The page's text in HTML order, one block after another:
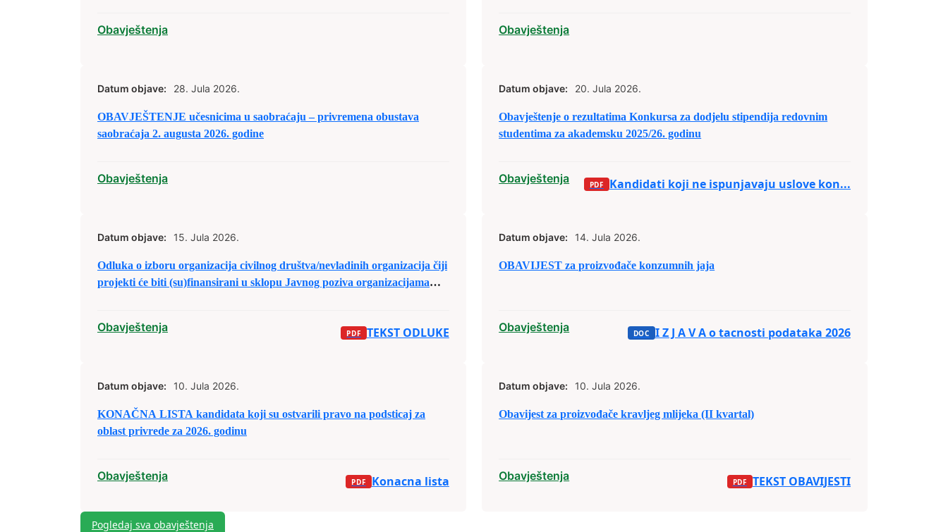
Obavještenja Obavještenja
Datum objave: 28. Jula 2026.
OBAVJEŠTENJE učesnicima u saobraćaju – privremena obustava
saobraćaja 2. augusta 2026. godine
Obavještenja
Datum objave: 20. Jula 2026.
Obavještenje o rezultatima Konkursa za dodjelu stipendija redovnim
studentima za akademsku 2025/26. godinu
Obavještenja Kandidati koji ne ispunjavaju uslove kon...
Datum objave: 15. Jula 2026.
Odluka o izboru organizacija civilnog društva/nevladinih organizacija čiji
projekti će biti (su)finansirani u sklopu Javnog poziva organizacijama
2026. godinu.
Obavještenja TEKST ODLUKE
Datum objave: 14. Jula 2026.
OBAVIJEST za proizvođače konzumnih jaja
Obavještenja I Z J A V A o tacnosti podataka 2026
Datum objave: 10. Jula 2026.
KONAČNA LISTA kandidata koji su ostvarili pravo na podsticaj za
oblast privrede za 2026. godinu
Obavještenja Konacna lista
Datum objave: 10. Jula 2026.
Obavijest za proizvođače kravljeg mlijeka (II kvartal)
Obavještenja TEKST OBAVIJESTI
Pogledaj sva obavještenja